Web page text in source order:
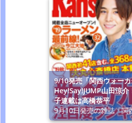
9/10発売「関西ウォー
Hey!Say!JUMP山田涼介
子連載は高橋恭平
9月10日発売の雑誌「関